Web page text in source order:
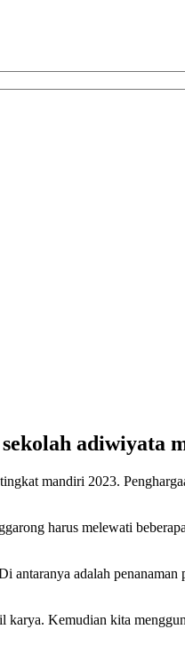
adiwiyata
mandiri 2023.
harus melewati
adalah penanaman
Kemudian kita